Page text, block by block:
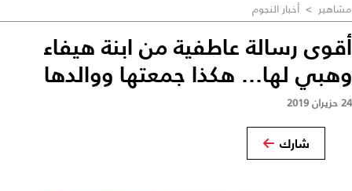
مشاهير > أخبار النجوم
أقوى رسالة عاطفية من ابنة هيفاء
وهبي لها... هكذا جمعتها ووالدها
24 حزيران 2019
شارك